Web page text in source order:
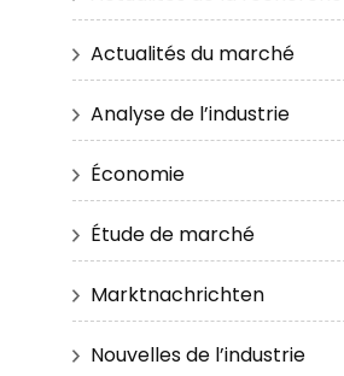
Actualités du marché
Analyse de l’industrie
Économie
Étude de marché
Marktnachrichten
Nouvelles de l’industrie